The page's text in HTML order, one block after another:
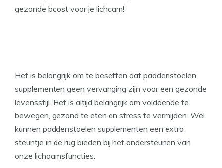
gezonde boost voor je lichaam!
Het is belangrijk om te beseffen dat paddenstoelen
supplementen geen vervanging zijn voor een gezonde
levensstijl. Het is altijd belangrijk om voldoende te
bewegen, gezond te eten en stress te vermijden. Wel
kunnen paddenstoelen supplementen een extra
steuntje in de rug bieden bij het ondersteunen van
onze lichaamsfuncties.